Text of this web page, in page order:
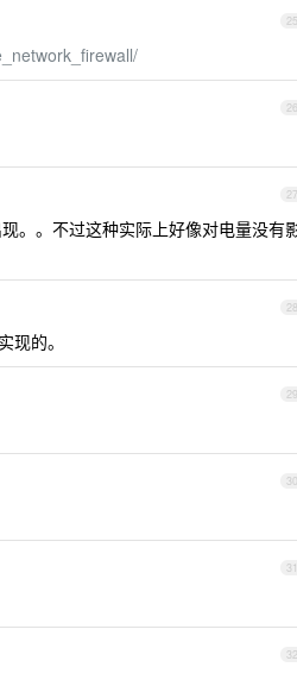
25
26
27
。。不过这种实际上好像对电量没有
28
的。
29
30
31
32